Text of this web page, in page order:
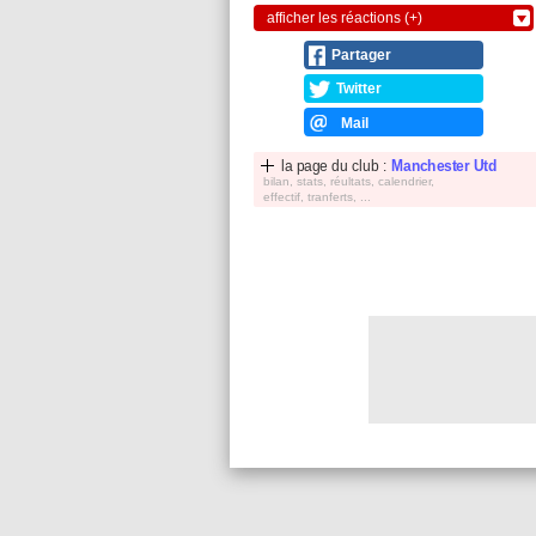
afficher les réactions (+)
Partager
Twitter
Mail
la page du club : Manchester Utd
bilan, stats, réultats, calendrier,
effectif, tranferts, ...